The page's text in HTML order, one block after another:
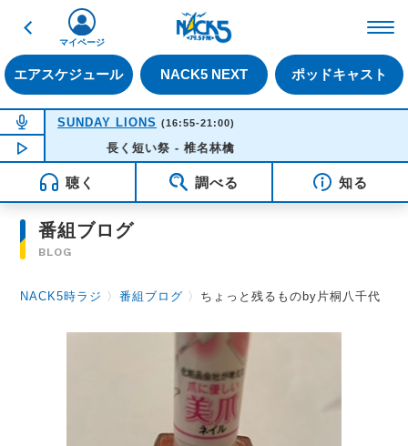
戻る
エアスケジュール NACK5 NEXT ポッドキャスト
マイページ
NOW ON AIR
SUNDAY LIONS (16:55-21:00)
NOW PLAYING16:35
長く短い祭 - 椎名林檎
聴く 調べる 知る
番組ブログ
BLOG
NACK5時ラジ 〉番組ブログ 〉 ちょっと残るものby片桐八千代